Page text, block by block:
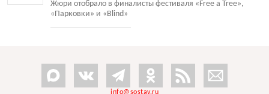
Жюри отобрало в финалисты фестиваля «Free a Tree»,
«Парковки» и «Blind»
info@sostav.ru